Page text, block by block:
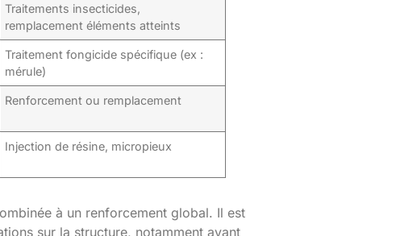
Traitements insecticides,
remplacement éléments atteints
Traitement fongicide spécifique (ex :
mérule)
Renforcement ou remplacement
Injection de résine, micropieux
à un renforcement global. Il est
sur la structure, notamment avant